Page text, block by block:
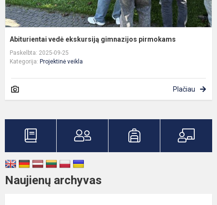
Abiturientai vedė ekskursiją gimnazijos pirmokams
Paskelbta: 2025-09-25
Kategorija: Projektinė veikla
Plačiau
Naujienų archyvas